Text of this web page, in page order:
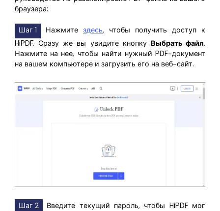
браузера:
Шаг 1 Нажмите здесь, чтобы получить доступ к
HiPDF. Сразу же вы увидите кнопку Выбрать файл.
Нажмите на нее, чтобы найти нужный PDF-документ
на вашем компьютере и загрузить его на веб-сайт.
Шаг 2
Введите текущий пароль, чтобы HiPDF мог